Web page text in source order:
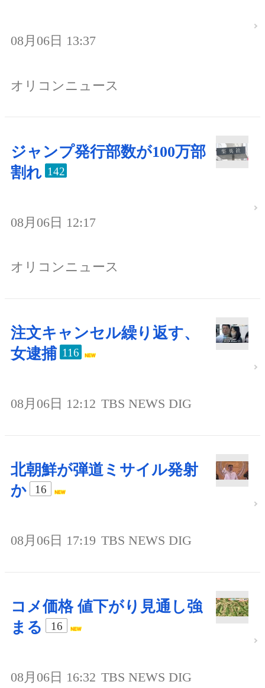
08月06日 13:37
オリコンニュース
ジャンプ発行部数が100万部
割れ 142
08月06日 12:17
オリコンニュース
注文キャンセル繰り返す、
女逮捕 116
08月06日 12:12 TBS NEWS DIG
北朝鮮が弾道ミサイル発射
か
16
08月06日 17:19 TBS NEWS DIG
コメ価格 値下がり見通し強
まる
16
08月06日 16:32 TBS NEWS DIG